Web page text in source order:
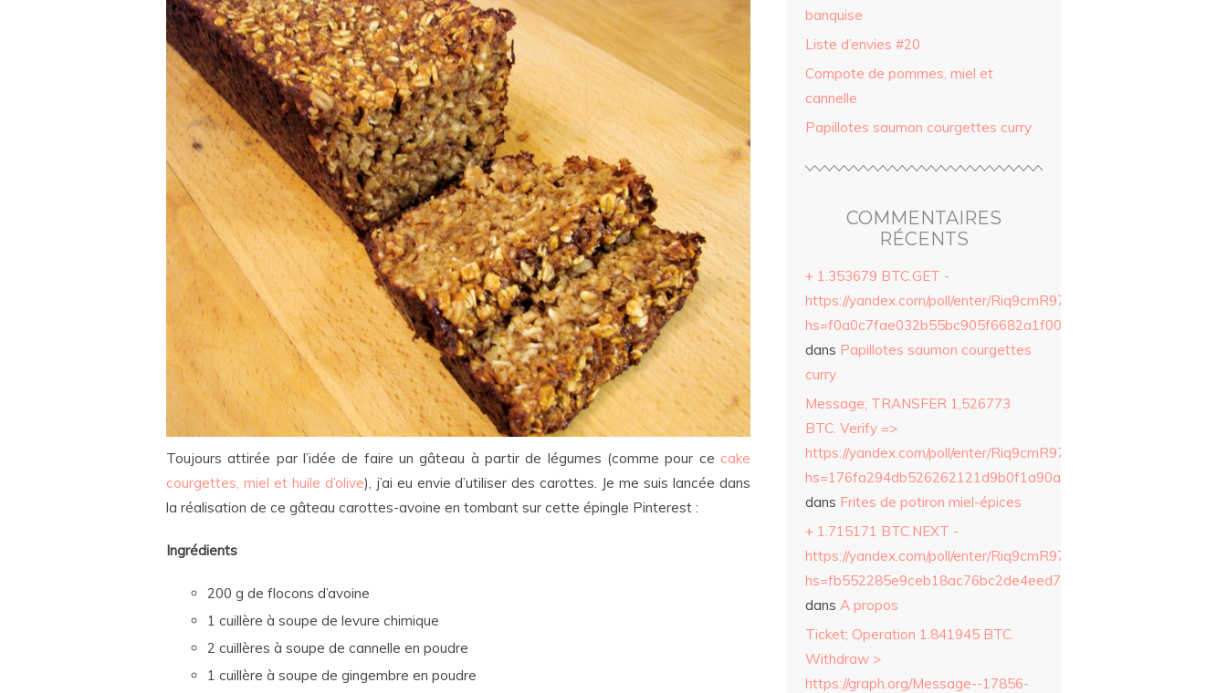
Toujours attirée par l’idée de faire un gâteau à partir de légumes (comme pour ce cake
courgettes, miel et huile d’olive), j’ai eu envie d’utiliser des carottes. Je me suis lancée dans
la réalisation de ce gâteau carottes-avoine en tombant sur cette épingle Pinterest :
Ingrédients
200 g de flocons d’avoine
1 cuillère à soupe de levure chimique
2 cuillères à soupe de cannelle en poudre
1 cuillère à soupe de gingembre en poudre
banquise
Liste d’envies #20
Compote de pommes, miel et
cannelle
Papillotes saumon courgettes curry
COMMENTAIRES
RÉCENTS
+ 1.353679 BTC.GET -
https://yandex.com/poll/enter/Riq9cmR97ue9Qcm8p2ERZ6?
hs=f0a0c7fae032b55bc905f6682a1f0042&
dans Papillotes saumon courgettes
curry
Message; TRANSFER 1,526773
BTC. Verify =>
https://yandex.com/poll/enter/Riq9cmR97ue9Qcm8p2ERZ6?
hs=176fa294db526262121d9b0f1a90ad30&
dans Frites de potiron miel-épices
+ 1.715171 BTC.NEXT -
https://yandex.com/poll/enter/Riq9cmR97ue9Qcm8p2ERZ6?
hs=fb552285e9ceb18ac76bc2de4eed79c3&
dans A propos
Ticket; Operation 1.841945 BTC.
Withdraw >
https://graph.org/Message--17856-